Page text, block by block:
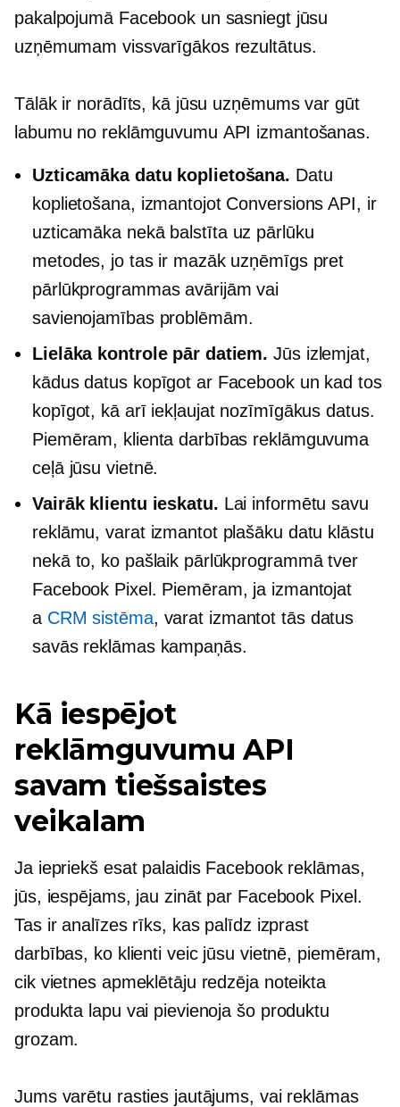
pakalpojumā Facebook un sasniegt jūsu
uzņēmumam vissvarīgākos rezultātus.
Tālāk ir norādīts, kā jūsu uzņēmums var gūt
labumu no reklāmguvumu API izmantošanas.
Uzticamāka datu koplietošana. Datu
koplietošana, izmantojot Conversions API, ir
uzticamāka nekā balstīta uz pārlūku
metodes, jo tas ir mazāk uzņēmīgs pret
pārlūkprogrammas avārijām vai
savienojamības problēmām.
Lielāka kontrole pār datiem. Jūs izlemjat,
kādus datus kopīgot ar Facebook un kad tos
kopīgot, kā arī iekļaujat nozīmīgākus datus.
Piemēram, klienta darbības reklāmguvuma
ceļā jūsu vietnē.
Vairāk klientu ieskatu. Lai informētu savu
reklāmu, varat izmantot plašāku datu klāstu
nekā to, ko pašlaik pārlūkprogrammā tver
Facebook Pixel. Piemēram, ja izmantojat
a CRM sistēma, varat izmantot tās datus
savās reklāmas kampaņās.
Kā iespējot
reklāmguvumu API
savam tiešsaistes
veikalam
Ja iepriekš esat palaidis Facebook reklāmas,
jūs, iespējams, jau zināt par Facebook Pixel.
Tas ir analīzes rīks, kas palīdz izprast
darbības, ko klienti veic jūsu vietnē, piemēram,
cik vietnes apmeklētāju redzēja noteikta
produkta lapu vai pievienoja šo produktu
grozam.
Jums varētu rasties jautājums, vai reklāmas